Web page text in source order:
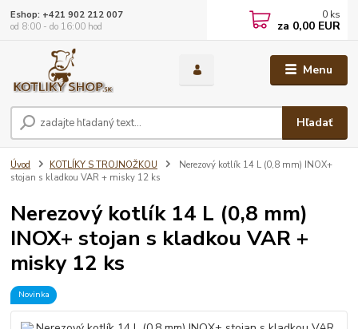
Menu
Hľadať
Eshop: +421 902 212 007
od 8:00 - do 16:00 hod
0 ks
za 0,00 EUR
Úvod KOTLÍKY S TROJNOŽKOU
Nerezový kotlík 14 L (0,8 mm) INOX+
stojan s kladkou VAR + misky 12 ks
Nerezový kotlík 14 L (0,8 mm)
INOX+ stojan s kladkou VAR +
misky 12 ks
Novinka